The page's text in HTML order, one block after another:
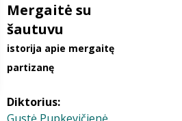
Mergaitė su
šautuvu
istorija apie mergaitę
partizanę
Diktorius: